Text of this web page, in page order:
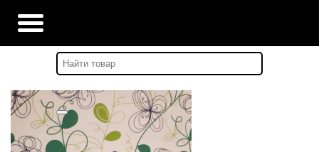
Главная
Каталог